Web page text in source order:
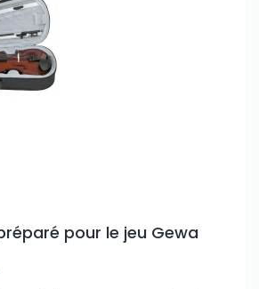
pour le jeu Gewa